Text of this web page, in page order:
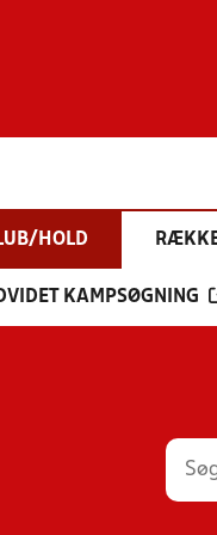
HOLD
KAMPSØGNING